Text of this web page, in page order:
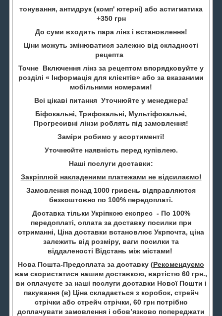
тонування, антидрук (комп' ютерні) або астигматика
+350 грн
До суми входить пара лінз і встановлення!
Ціни можуть змінюватися залежно від складності
рецепта
Точне Включення лінз за рецептом впорядковуйте у
розділі « Інформація для клієнтів» або за вказаними
мобільними номерами!
Всі цікаві питання Уточнюйте у менеджера!
Біфокальні, Трифокальні, Мультіфокальні,
Прогресивні лінзи роблять під замовлення!
Заміри робимо у асортименті!
Уточнюйте наявність перед купівлею.
Наші послуги доставки:
Закріплюй накладеними платежами не відсилаємо!
Замовлення понад 1000 гривень відправляются
безкоштовно по 100% передоплаті.
Доставка тільки Укріпкою експрес - По 100%
передоплаті, оплата за доставку посилки при
отриманні, Ціна доставки встановлює Укрпочта, ціна
залежить від розміру, ваги посилки та
віддаленості Відстань між містами!
Нова Пошта-Предоплата за доставку (Рекомендуємо
вам скористатися нашим доставкою, вартістю 60 грн.,
ви оплачуєте за наші послуги доставки Нової Пошти і
пакування (в) Ціна складається з коробок, стрейч
стрічки або стрейч стрічки, 60 грн потрібно
доплачувати замовлення і обов’язково попереджати